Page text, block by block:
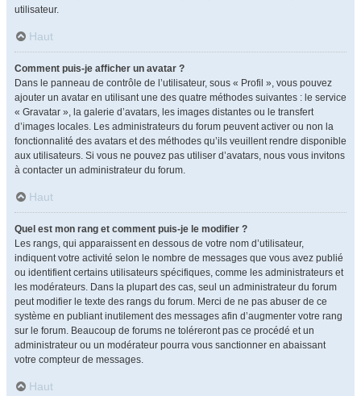
utilisateur.
Haut
Comment puis-je afficher un avatar ?
Dans le panneau de contrôle de l’utilisateur, sous « Profil », vous pouvez
ajouter un avatar en utilisant une des quatre méthodes suivantes : le service
« Gravatar », la galerie d’avatars, les images distantes ou le transfert
d’images locales. Les administrateurs du forum peuvent activer ou non la
fonctionnalité des avatars et des méthodes qu’ils veuillent rendre disponible
aux utilisateurs. Si vous ne pouvez pas utiliser d’avatars, nous vous invitons
à contacter un administrateur du forum.
Haut
Quel est mon rang et comment puis-je le modifier ?
Les rangs, qui apparaissent en dessous de votre nom d’utilisateur,
indiquent votre activité selon le nombre de messages que vous avez publié
ou identifient certains utilisateurs spécifiques, comme les administrateurs et
les modérateurs. Dans la plupart des cas, seul un administrateur du forum
peut modifier le texte des rangs du forum. Merci de ne pas abuser de ce
système en publiant inutilement des messages afin d’augmenter votre rang
sur le forum. Beaucoup de forums ne toléreront pas ce procédé et un
administrateur ou un modérateur pourra vous sanctionner en abaissant
votre compteur de messages.
Haut